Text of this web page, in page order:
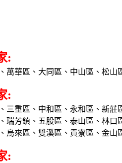
:
萬華區、大同區、中山區、松
:
三重區、中和區、永和區、新莊
瑞芳鎮、五股區、泰山區、林口
烏來區、雙溪區、貢寮區、金山
: